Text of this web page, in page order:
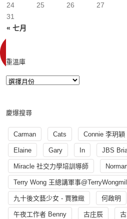
« 七月
24
25 26 27
31
重溫庫
慶爆搜尋
Carman Cats Connie 李玥穎
Elaine Gary In JBS
Miracle 社交力學培訓導師
Terry Wong 王總講軍事
九十後文藝少女 - 賈雅緻 何啟明
午夜工作者 Benny 古庄辰